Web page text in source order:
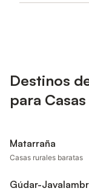
Destinos
para
Matarraña
Casas rurales baratas
Gúdar-